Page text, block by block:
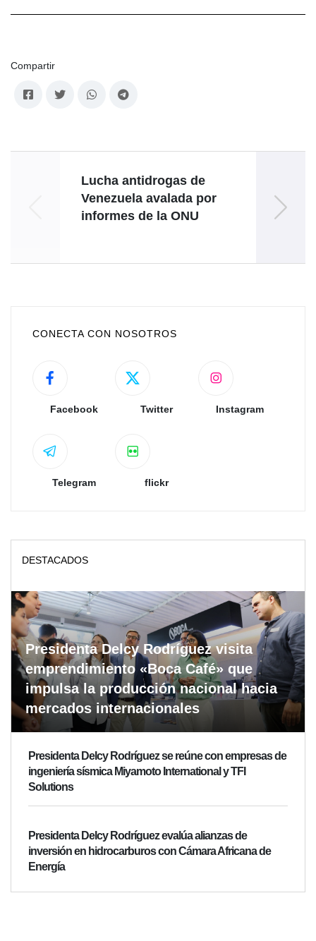
Compartir
Lucha antidrogas de
Venezuela avalada por
informes de la ONU
CONECTA CON NOSOTROS
Facebook Twitter Instagram
Telegram flickr
DESTACADOS
Presidenta Delcy Rodríguez visita
emprendimiento «Boca Café» que
impulsa la producción nacional hacia
mercados internacionales
Presidenta Delcy Rodríguez se reúne con empresas de
ingeniería sísmica Miyamoto International y TFI
Solutions
Presidenta Delcy Rodríguez evalúa alianzas de
inversión en hidrocarburos con Cámara Africana de
Energía